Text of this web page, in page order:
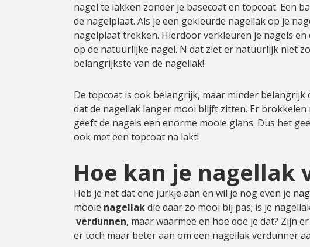
nagel te lakken zonder je basecoat en topcoat. Een
de nagelplaat. Als je een gekleurde nagellak op je
nagelplaat trekken. Hierdoor verkleuren je nagels
op de natuurlijke nagel. N dat ziet er natuurlijk niet
belangrijkste van de nagellak!
De topcoat is ook belangrijk, maar minder
dat de nagellak langer mooi blijft zitten. Er
geeft de nagels een enorme mooie glans. Dus het
ook met een topcoat na lakt!
Hoe kan je nagellak
Heb je net dat ene jurkje aan en wil je nog even je
mooie nagellakdie daar zo mooi bij pas; is je
verdunnen, maar waarmee en hoe doe je dat? Zijn
er toch maar beter aan om een nagellak verdunner